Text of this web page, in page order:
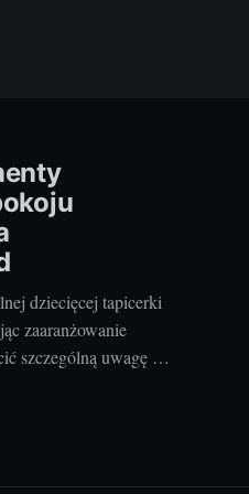
dziecięcej tapicerki
zaaranżowanie
szczególną uwagę na
Są one
ale również